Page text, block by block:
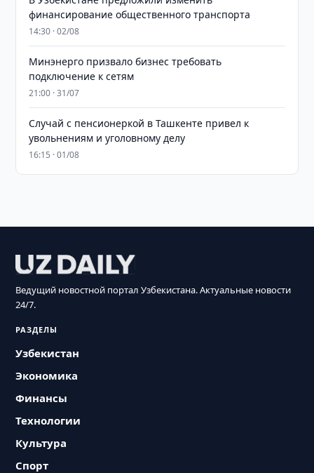
финансирование общественного транспорта
14:30 · 02/08
Минэнерго призвало бизнес требовать
подключение к сетям
21:00 · 31/07
Случай с пенсионеркой в Ташкенте привел к
увольнениям и уголовному делу
16:15 · 01/08
Ведущий новостной портал Узбекистана. Актуальные новости
24/7.
РАЗДЕЛЫ
Узбекистан
Экономика
Финансы
Технологии
Культура
Спорт